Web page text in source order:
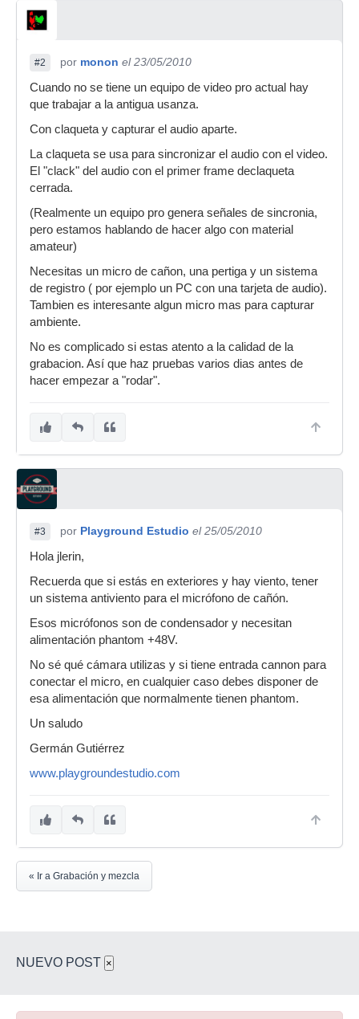
#2 por monon el 23/05/2010
Cuando no se tiene un equipo de video pro actual hay
que trabajar a la antigua usanza.
Con claqueta y capturar el audio aparte.
La claqueta se usa para sincronizar el audio con el video.
El "clack" del audio con el primer frame declaqueta
cerrada.
(Realmente un equipo pro genera señales de sincronia,
pero estamos hablando de hacer algo con material
amateur)
Necesitas un micro de cañon, una pertiga y un sistema
de registro ( por ejemplo un PC con una tarjeta de audio).
Tambien es interesante algun micro mas para capturar
ambiente.
No es complicado si estas atento a la calidad de la
grabacion. Así que haz pruebas varios dias antes de
hacer empezar a "rodar".
#3 por Playground Estudio el 25/05/2010
Hola jlerin,
Recuerda que si estás en exteriores y hay viento, tener
un sistema antiviento para el micrófono de cañón.
Esos micrófonos son de condensador y necesitan
alimentación phantom +48V.
No sé qué cámara utilizas y si tiene entrada cannon para
conectar el micro, en cualquier caso debes disponer de
esa alimentación que normalmente tienen phantom.
Un saludo
Germán Gutiérrez
www.playgroundestudio.com
« Ir a Grabación y mezcla
NUEVO POST ×